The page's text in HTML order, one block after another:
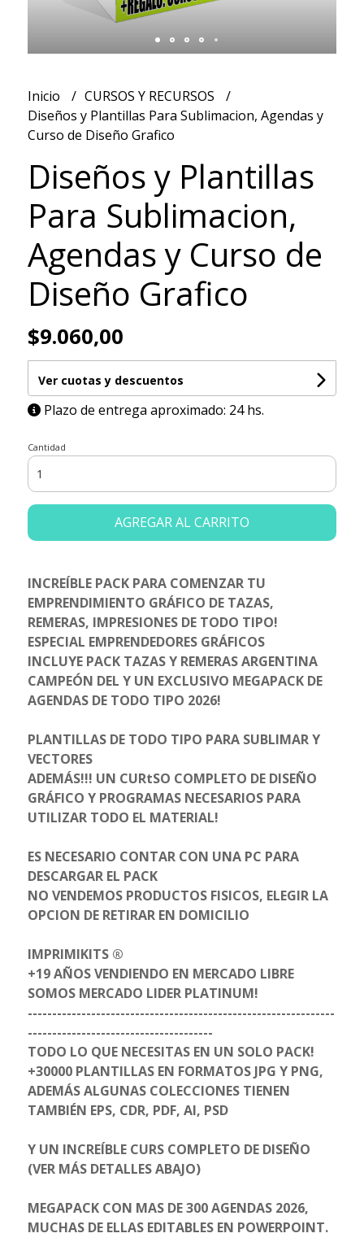
Inicio
CURSOS Y RECURSOS
Diseños y Plantillas Para Sublimacion, Agendas y
Curso de Diseño Grafico
Diseños y Plantillas
Para Sublimacion,
Agendas y Curso de
Diseño Grafico
$9.060,00
Ver cuotas y descuentos
Plazo de entrega aproximado: 24 hs.
Cantidad
AGREGAR AL CARRITO
INCREÍBLE PACK PARA COMENZAR TU
EMPRENDIMIENTO GRÁFICO DE TAZAS,
REMERAS, IMPRESIONES DE TODO TIPO!
ESPECIAL EMPRENDEDORES GRÁFICOS
INCLUYE PACK TAZAS Y REMERAS ARGENTINA
CAMPEÓN DEL Y UN EXCLUSIVO MEGAPACK DE
AGENDAS DE TODO TIPO 2026!
PLANTILLAS DE TODO TIPO PARA SUBLIMAR Y
VECTORES
ADEMÁS!!! UN CURtSO COMPLETO DE DISEÑO
GRÁFICO Y PROGRAMAS NECESARIOS PARA
UTILIZAR TODO EL MATERIAL!
ES NECESARIO CONTAR CON UNA PC PARA
DESCARGAR EL PACK
NO VENDEMOS PRODUCTOS FISICOS, ELEGIR LA
OPCION DE RETIRAR EN DOMICILIO
IMPRIMIKITS ®
+19 AÑOS VENDIENDO EN MERCADO LIBRE
SOMOS MERCADO LIDER PLATINUM!
---------------------------------------------------------------
--------------------------------------
TODO LO QUE NECESITAS EN UN SOLO PACK!
+30000 PLANTILLAS EN FORMATOS JPG Y PNG,
ADEMÁS ALGUNAS COLECCIONES TIENEN
TAMBIÉN EPS, CDR, PDF, AI, PSD
Y UN INCREÍBLE CURS COMPLETO DE DISEÑO
(VER MÁS DETALLES ABAJO)
MEGAPACK CON MAS DE 300 AGENDAS 2026,
MUCHAS DE ELLAS EDITABLES EN POWERPOINT.